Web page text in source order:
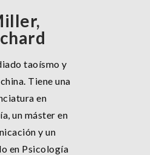
taoísmo y
Tiene una
en
un máster en
y un
en Psicología